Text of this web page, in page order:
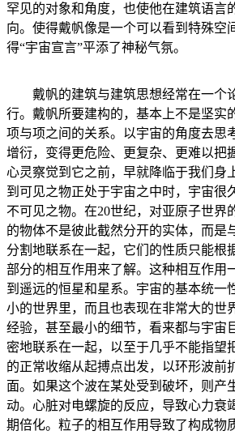
罕见的对象和角度，也使他在建筑语言
向。使得戴帆像是一个可以看到特殊空
得“宇宙宣言”平添了神秘气氛。
戴帆的建筑与建筑思想经常在一个
行。戴帆所要建构的，基本上不是坚实
项与项之间的关系。以宇宙的角度去思
增衍，变得更危险、更复杂、更难以把
心灵察觉到它之前，早就降临于我们身
到可见之物正处于宇宙之中时，宇宙很
不可见之物。在20世纪，对亚原子世界
的物体不是彼此截然分开的实体，而是
分割地联系在一起，它们的性质只能根
部分的相互作用来了解。这种相互作用
到遥远的恒星和星系。宇宙的基本统一
小的世界里，而且也表现在非常大的世
经验，甚至最小的细节，看来都与宇宙
密地联系在一起，以至于几乎不能指望
的正常收缩从起搏点出发，以环形波前
面。如果这个波在某处受到破坏，则产
动。心脏对电螺旋的反应，导致心力衰
期倍化。粒子的相互作用导致了构成物